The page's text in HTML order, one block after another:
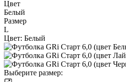
Цвет
Белый
Размер
L
Цвет: Белый
Выберите размер: